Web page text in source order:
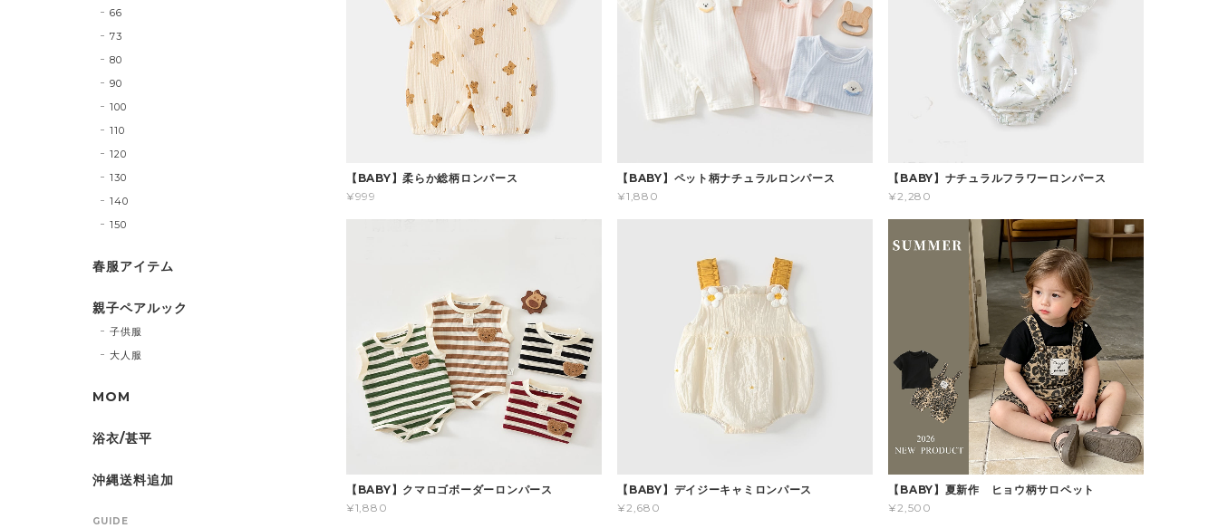
【BABY】柔らか総柄ロンパース
¥999
【BABY】ペット柄ナチュラルロンパース
¥1,880
【BABY】ナチュラルフラワーロンパース
¥2,280
【BABY】クマロゴボーダーロンパース
¥1,880
【BABY】デイジーキャミロンパース
¥2,680
【BABY】夏新作 ヒョウ柄サロペット
¥2,500
66
73
80
90
100
110
120
130
140
150
春服アイテム
親子ペアルック
子供服
大人服
MOM
浴衣/甚平
沖縄送料追加
GUIDE